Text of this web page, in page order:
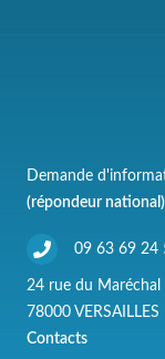
Demande
(répondeur national)
09 63 69 24
24 rue du Maréchal
78000 VERSAILLES
Contacts